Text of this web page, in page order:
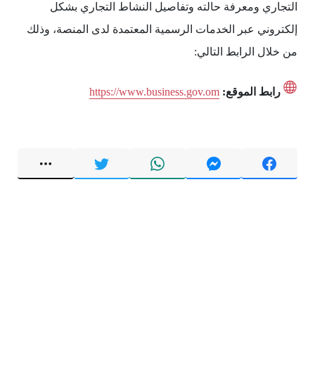
التجاري ومعرفة حالته وتفاصيل النشاط التجاري بشكل
إلكتروني عبر الخدمات الرسمية المعتمدة لدى المنصة، وذلك
من خلال الرابط التالي:
رابط الموقع: https://www.business.gov.om